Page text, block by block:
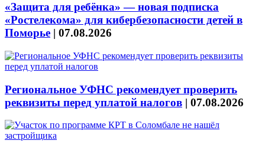
«Защита для ребёнка» — новая подписка
«Ростелекома» для кибербезопасности детей в
Поморье | 07.08.2026
Региональное УФНС рекомендует проверить
реквизиты перед уплатой налогов | 07.08.2026